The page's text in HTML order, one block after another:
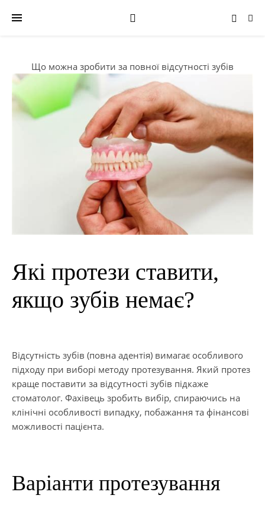
Що можна зробити за повної відсутності зубів
Які протези ставити,
якщо зубів немає?
Відсутність зубів (повна адентія) вимагає особливого
підходу при виборі методу протезування. Який протез
краще поставити за відсутності зубів підкаже
стоматолог. Фахівець зробить вибір, спираючись на
клінічні особливості випадку, побажання та фінансові
можливості пацієнта.
Варіанти протезування